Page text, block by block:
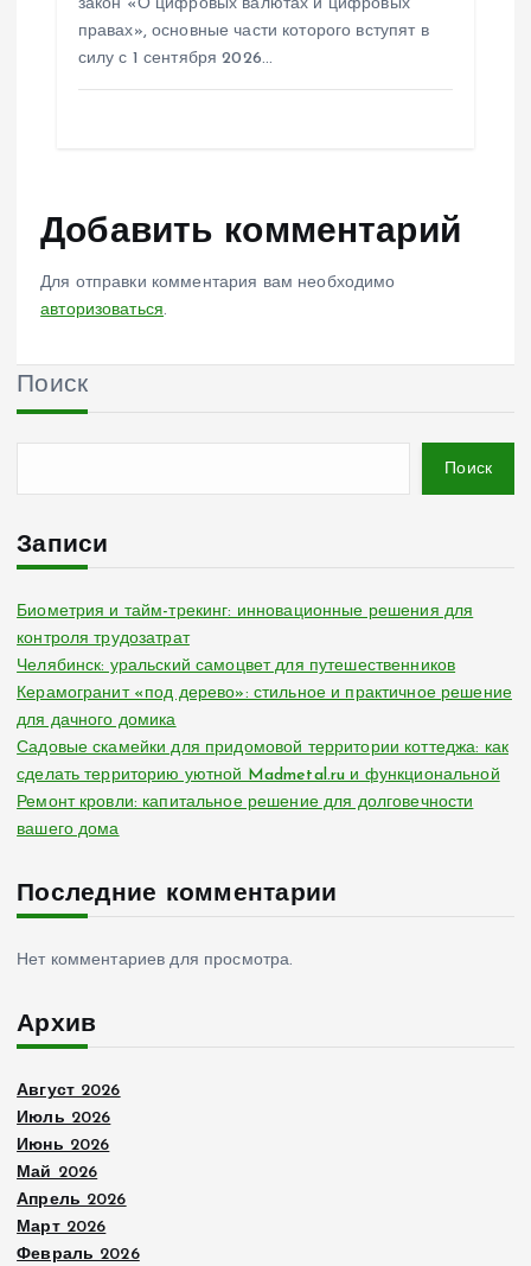
закон «О цифровых валютах и цифровых
правах», основные части которого вступят в
силу с 1 сентября 2026…
Добавить комментарий
Для отправки комментария вам необходимо
авторизоваться.
Поиск
Поиск
Записи
Биометрия и тайм-трекинг: инновационные решения для
контроля трудозатрат
Челябинск: уральский самоцвет для путешественников
Керамогранит «под дерево»: стильное и практичное решение
для дачного домика
Садовые скамейки для придомовой территории коттеджа: как
сделать территорию уютной Madmetal.ru и функциональной
Ремонт кровли: капитальное решение для долговечности
вашего дома
Последние комментарии
Нет комментариев для просмотра.
Архив
Август 2026
Июль 2026
Июнь 2026
Май 2026
Апрель 2026
Март 2026
Февраль 2026